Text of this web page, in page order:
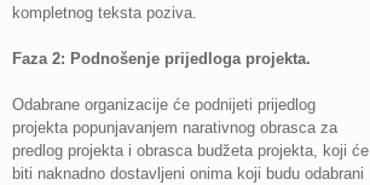
kompletnog teksta poziva.
Faza 2: Podnošenje prijedloga projekta.
Odabrane organizacije će podnijeti prijedlog
projekta popunjavanjem narativnog obrasca za
predlog projekta i obrasca budžeta projekta, koji će
biti naknadno dostavljeni onima koji budu odabrani